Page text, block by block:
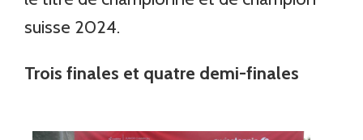
suisse 2024.
Trois finales et quatre demi-finales